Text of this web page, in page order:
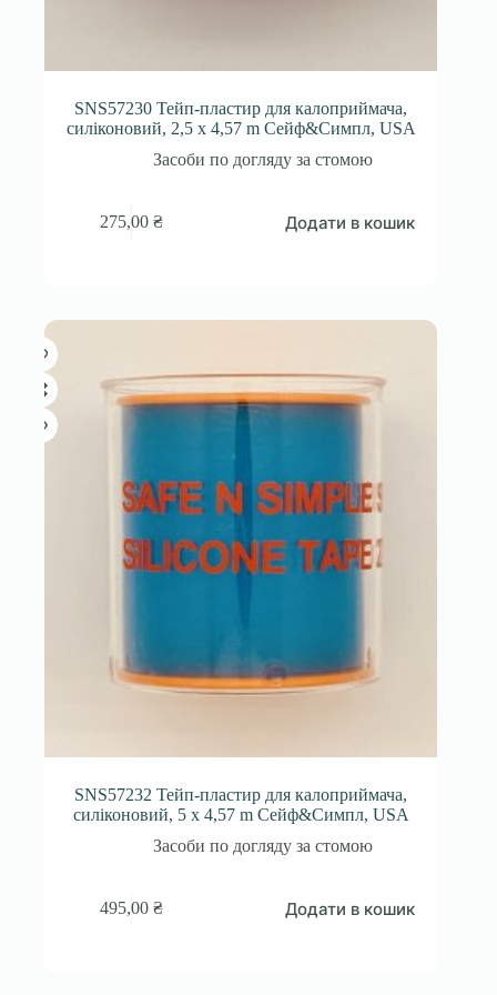
SNS57230 Тейп-пластир для калоприймача,
силіконовий, 2,5 x 4,57 m Сейф&Симпл, USA
Засоби по догляду за стомою
275,00₴ Додати в кошик
SNS57232 Тейп-пластир для калоприймача,
силіконовий, 5 x 4,57 m Сейф&Симпл, USA
Засоби по догляду за стомою
495,00₴ Додати в кошик